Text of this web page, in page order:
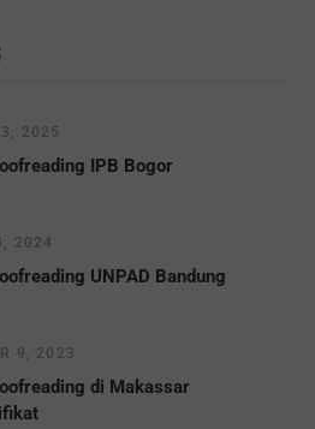
3, 2025
IPB Bogor
2024
UNPAD Bandung
9, 2023
di Makassar